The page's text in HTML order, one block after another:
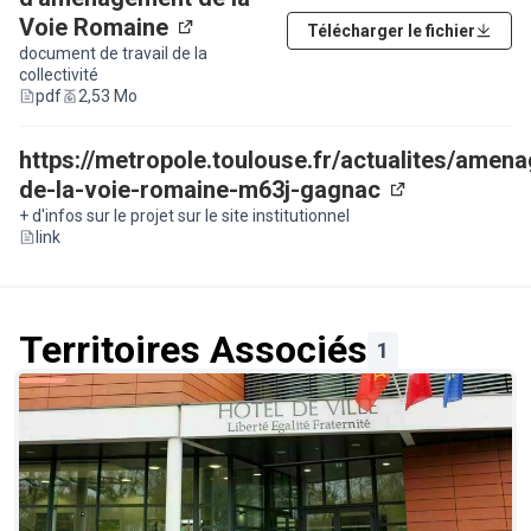
Voie Romaine
(Lien externe)
document de travail de la
collectivité
pdf
2,53 Mo
Télécharger le fichier
https://metropole.toulouse.fr/actualites/
de-la-voie-romaine-m63j-gagnac
+ d'infos sur le projet sur le site institutionnel
link
Territoires Associés 1